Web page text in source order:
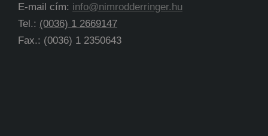
E-mail cím: info@nimrodderringer.hu
Tel.: (0036) 1 2669147
Fax.: (0036) 1 2350643